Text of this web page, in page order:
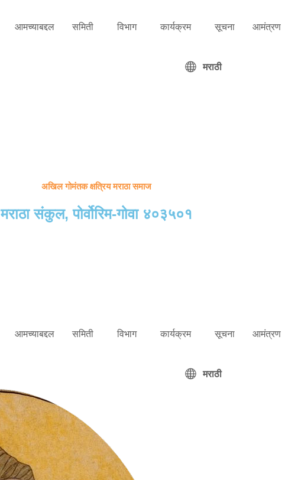
आमच्याबद्दल समिती विभाग कार्यक्रम सूचना आमंत्रण
मराठी
अखिल गोमंतक क्षत्रिय मराठा समाज
मराठा संकुल, पोर्वोरिम-गोवा ४०३५०१
आमच्याबद्दल समिती विभाग कार्यक्रम सूचना आमंत्रण
मराठी